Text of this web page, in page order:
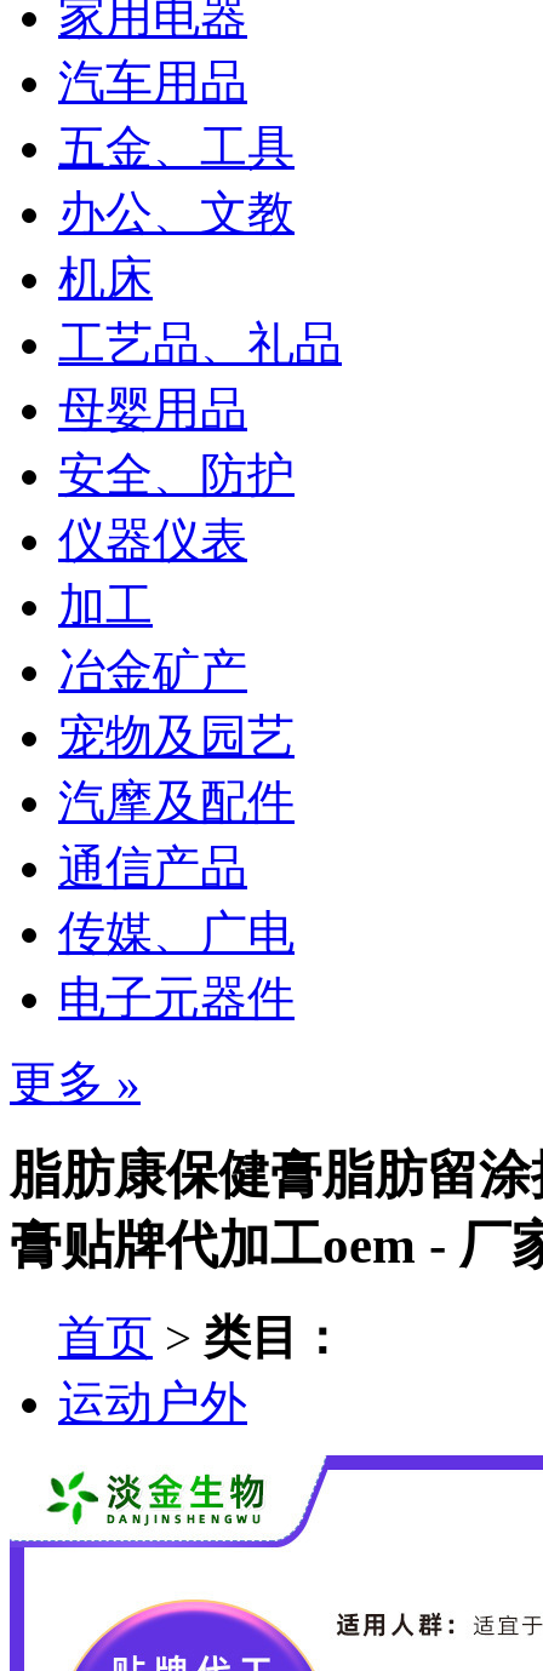
家用电器
汽车用品
五金、工具
办公、文教
机床
工艺品、礼品
母婴用品
安全、防护
仪器仪表
加工
冶金矿产
宠物及园艺
汽摩及配件
通信产品
传媒、广电
电子元器件
更多 »
脂肪康保健膏脂肪留
膏贴牌代加工oem - 厂
首页 > 类目：
运动户外